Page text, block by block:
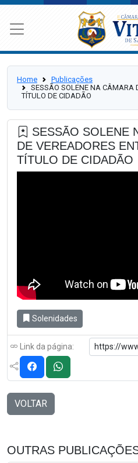
Home
Publicações
SESSÃO SOLENE NA CÂMARA
TÍTULO DE CIDADÃO
SESSÃO SOLENE
DE VEREADORES
TÍTULO DE CIDADÃO
Solenidades
Link da página:
VOLTAR
OUTRAS